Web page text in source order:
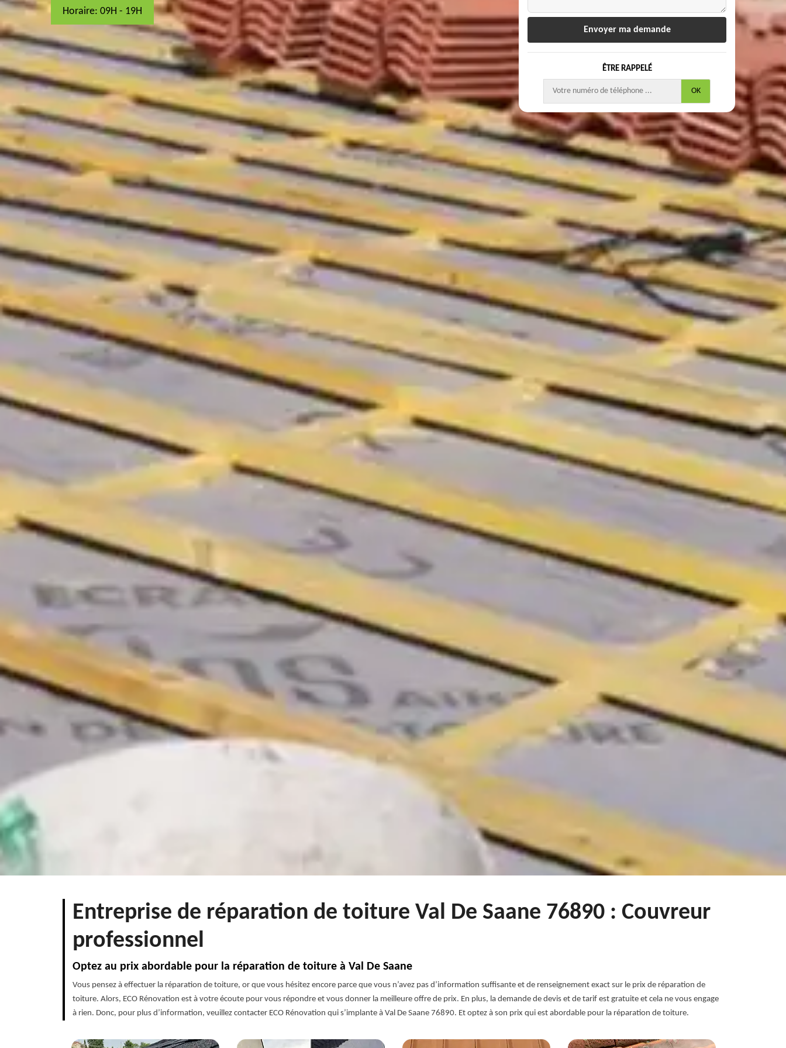
Horaire: 09H - 19H
ÊTRE RAPPELÉ
Entreprise de réparation de toiture Val De Saane 76890 : Couvreur
professionnel
Optez au prix abordable pour la réparation de toiture à Val De Saane
Vous pensez à effectuer la réparation de toiture, or que vous hésitez encore parce que vous n’avez pas d’information suffisante et de renseignement exact sur le prix de réparation de
toiture. Alors, ECO Rénovation est à votre écoute pour vous répondre et vous donner la meilleure offre de prix. En plus, la demande de devis et de tarif est gratuite et cela ne vous engage
à rien. Donc, pour plus d’information, veuillez contacter ECO Rénovation qui s’implante à Val De Saane 76890. Et optez à son prix qui est abordable pour la réparation de toiture.